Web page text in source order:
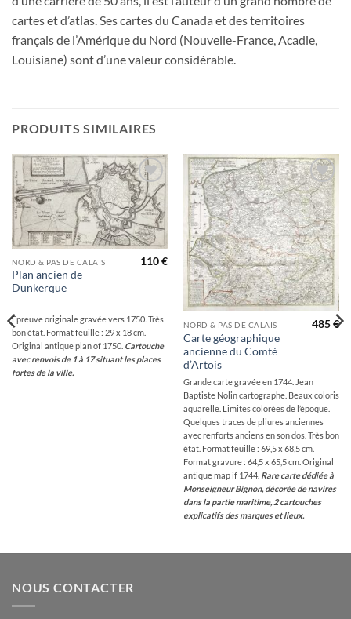
cartes et d’atlas. Ses cartes du Canada et des territoires
français de l’Amérique du Nord (Nouvelle-France, Acadie,
Louisiane) sont d’une valeur considérable.
PRODUITS SIMILAIRES
Ajouter
à la
wishlist
NORD & PAS DE CALAIS
Plan ancien de
Dunkerque
110€
Epreuve originale gravée vers 1750. Très
bon état. Format feuille : 29 x 18 cm.
Original antique plan of 1750. Cartouche
avec renvois de 1 à 17 situant les places
fortes de la ville.
Ajouter
à la
wishlist
NORD & PAS DE CALAIS
Carte géographique
ancienne du Comté
d’Artois
485€
Grande carte gravée en 1744. Jean
Baptiste Nolin cartographe. Beaux coloris
aquarelle. Limites colorées de l’époque.
Quelques traces de pliures anciennes
avec renforts anciens en son dos. Très bon
état. Format feuille : 69,5 x 68,5 cm.
Format gravure : 64,5 x 65,5 cm. Original
antique map if 1744. Rare carte dédiée à
Monseigneur Bignon, décorée de navires
dans la partie maritime, 2 cartouches
explicatifs des marques et lieux.
NOUS CONTACTER